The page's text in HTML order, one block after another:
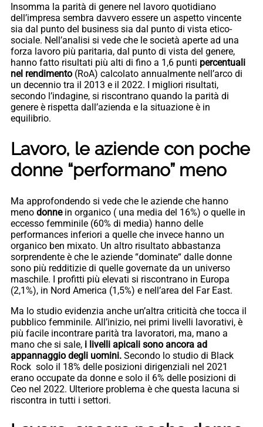
Insomma la parità di genere nel lavoro quotidiano
dell’impresa sembra davvero essere un aspetto vincente
sia dal punto del business sia dal punto di vista etico-
sociale. Nell’analisi si vede che le società aperte ad una
forza lavoro più paritaria, dal punto di vista del genere,
hanno fatto risultati più alti di fino a 1,6 punti percentuali
nel rendimento (RoA) calcolato annualmente nell’arco di
un decennio tra il 2013 e il 2022. I migliori risultati,
secondo l’indagine, si riscontrano quando la parità di
genere è rispetta dall’azienda e la situazione è in
equilibrio.
Lavoro, le aziende con poche
donne “performano” meno
Ma approfondendo si vede che le aziende che hanno
meno donne in organico ( una media del 16%) o quelle in
eccesso femminile (60% di media) hanno delle
performances inferiori a quelle che invece hanno un
organico ben mixato. Un altro risultato abbastanza
sorprendente è che le aziende “dominate“ dalle donne
sono più redditizie di quelle governate da un universo
maschile. I profitti più elevati si riscontrano in Europa
(2,1%), in Nord America (1,5%) e nell’area del Far East.
Ma lo studio evidenzia anche un’altra criticità che tocca il
pubblico femminile. All’inizio, nei primi livelli lavorativi, è
più facile incontrare parità tra lavoratori, ma, mano a
mano che si sale, i livelli apicali sono ancora ad
appannaggio degli uomini. Secondo lo studio di Black
Rock solo il 18% delle posizioni dirigenziali nel 2021
erano occupate da donne e solo il 6% delle posizioni di
Ceo nel 2022. Ulteriore problema è che questa lacuna si
riscontra in tutti i settori.